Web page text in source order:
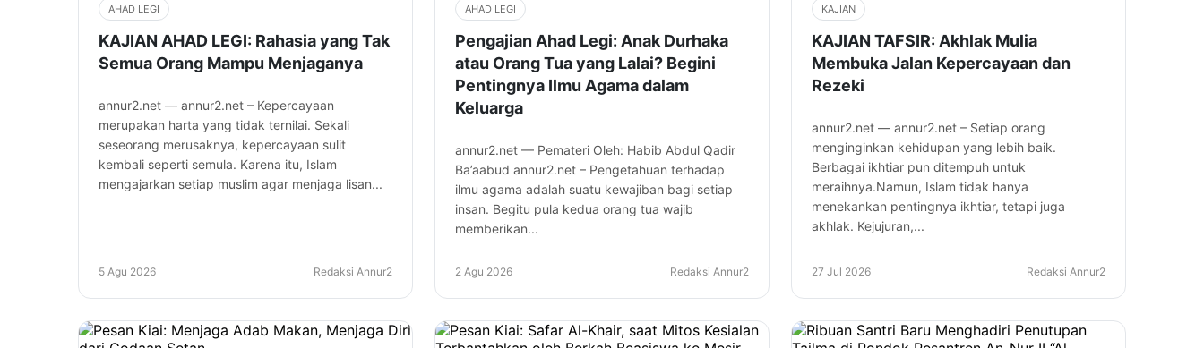
AHAD LEGI
KAJIAN AHAD LEGI: Rahasia yang Tak
Semua Orang Mampu Menjaganya
annur2.net — annur2.net – Kepercayaan
merupakan harta yang tidak ternilai. Sekali
seseorang merusaknya, kepercayaan sulit
kembali seperti semula. Karena itu, Islam
mengajarkan setiap muslim agar menjaga lisan...
5 Agu 2026 Redaksi Annur2
AHAD LEGI
Pengajian Ahad Legi: Anak Durhaka
atau Orang Tua yang Lalai? Begini
Pentingnya Ilmu Agama dalam
Keluarga
annur2.net — Pemateri Oleh: Habib Abdul Qadir
Ba’aabud annur2.net – Pengetahuan terhadap
ilmu agama adalah suatu kewajiban bagi setiap
insan. Begitu pula kedua orang tua wajib
memberikan...
2 Agu 2026 Redaksi Annur2
KAJIAN
KAJIAN TAFSIR: Akhlak Mulia
Membuka Jalan Kepercayaan dan
Rezeki
annur2.net — annur2.net – Setiap orang
menginginkan kehidupan yang lebih baik.
Berbagai ikhtiar pun ditempuh untuk
meraihnya.Namun, Islam tidak hanya
menekankan pentingnya ikhtiar, tetapi juga
akhlak. Kejujuran,...
27 Jul 2026 Redaksi Annur2